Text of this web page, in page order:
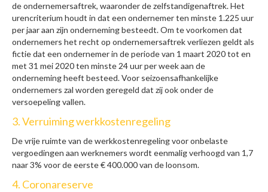
de ondernemersaftrek, waaronder de zelfstandigenaftrek. Het
urencriterium houdt in dat een ondernemer ten minste 1.225 uur
per jaar aan zijn onderneming besteedt. Om te voorkomen dat
ondernemers het recht op ondernemersaftrek verliezen geldt als
fictie dat een ondernemer in de periode van 1 maart 2020 tot en
met 31 mei 2020 ten minste 24 uur per week aan de
onderneming heeft besteed. Voor seizoensafhankelijke
ondernemers zal worden geregeld dat zij ook onder de
versoepeling vallen.
3. Verruiming werkkostenregeling
De vrije ruimte van de werkkostenregeling voor onbelaste
vergoedingen aan werknemers wordt eenmalig verhoogd van 1,7
naar 3% voor de eerste € 400.000 van de loonsom.
4. Coronareserve